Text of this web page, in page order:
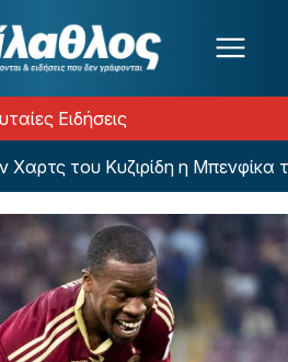
Ειδήσεις
του Κυζιρίδη η Μπενφίκα του